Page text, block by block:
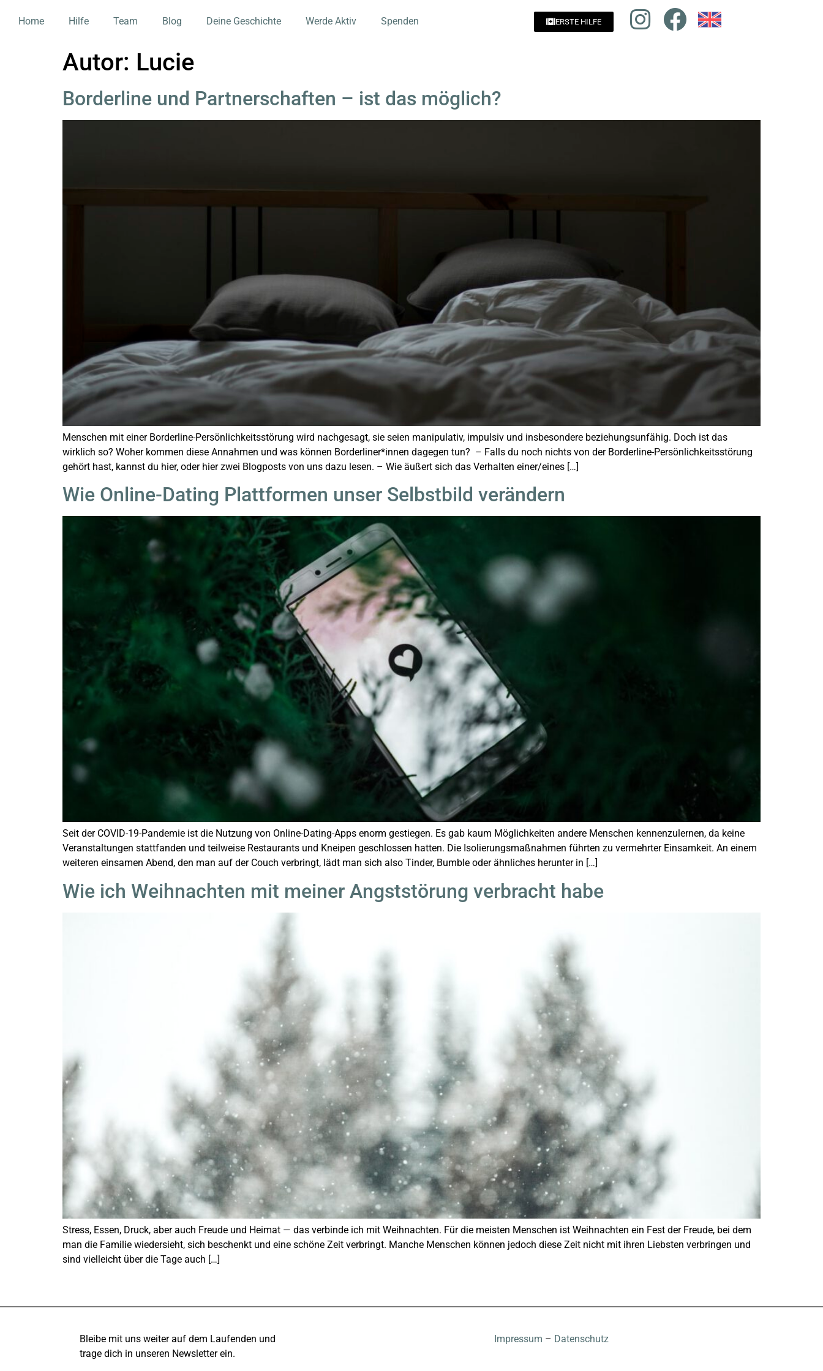
Home Hilfe Team Blog Deine Geschichte Werde Aktiv Spenden ERSTE HILFE
Autor: Lucie
Borderline und Partnerschaften – ist das möglich?
Menschen mit einer Borderline-Persönlichkeitsstörung wird nachgesagt, sie seien manipulativ, impulsiv und insbesondere beziehungsunfähig. Doch ist das
wirklich so? Woher kommen diese Annahmen und was können Borderliner*innen dagegen tun? – Falls du noch nichts von der Borderline-Persönlichkeitsstörung
gehört hast, kannst du hier, oder hier zwei Blogposts von uns dazu lesen. – Wie äußert sich das Verhalten einer/eines […]
Wie Online-Dating Plattformen unser Selbstbild verändern
Seit der COVID-19-Pandemie ist die Nutzung von Online-Dating-Apps enorm gestiegen. Es gab kaum Möglichkeiten andere Menschen kennenzulernen, da keine
Veranstaltungen stattfanden und teilweise Restaurants und Kneipen geschlossen hatten. Die Isolierungsmaßnahmen führten zu vermehrter Einsamkeit. An einem
weiteren einsamen Abend, den man auf der Couch verbringt, lädt man sich also Tinder, Bumble oder ähnliches herunter in […]
Wie ich Weihnachten mit meiner Angststörung verbracht habe
Stress, Essen, Druck, aber auch Freude und Heimat — das verbinde ich mit Weihnachten. Für die meisten Menschen ist Weihnachten ein Fest der Freude, bei dem
man die Familie wiedersieht, sich beschenkt und eine schöne Zeit verbringt. Manche Menschen können jedoch diese Zeit nicht mit ihren Liebsten verbringen und
sind vielleicht über die Tage auch […]
Bleibe mit uns weiter auf dem Laufenden und
trage dich in unseren Newsletter ein.
Impressum – Datenschutz